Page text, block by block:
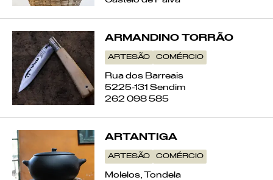
ARMANDINO TORRÃO
ARTESÃO COMÉRCIO
Rua dos Barreais
5225-131 Sendim
262 098 585
ARTANTIGA
ARTESÃO COMÉRCIO
Molelos, Tondela